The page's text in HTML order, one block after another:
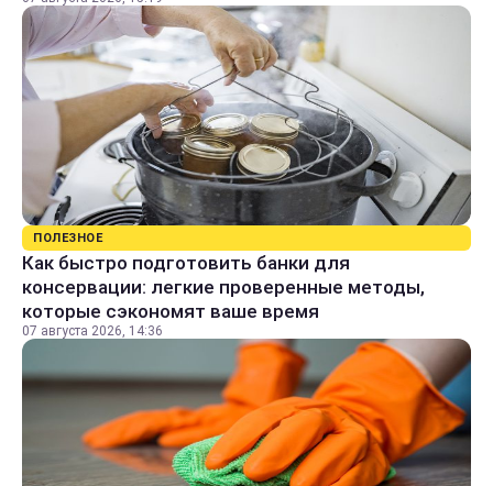
ПОЛЕЗНОЕ
Как быстро подготовить банки для
консервации: легкие проверенные методы,
которые сэкономят ваше время
07 августа 2026, 14:36